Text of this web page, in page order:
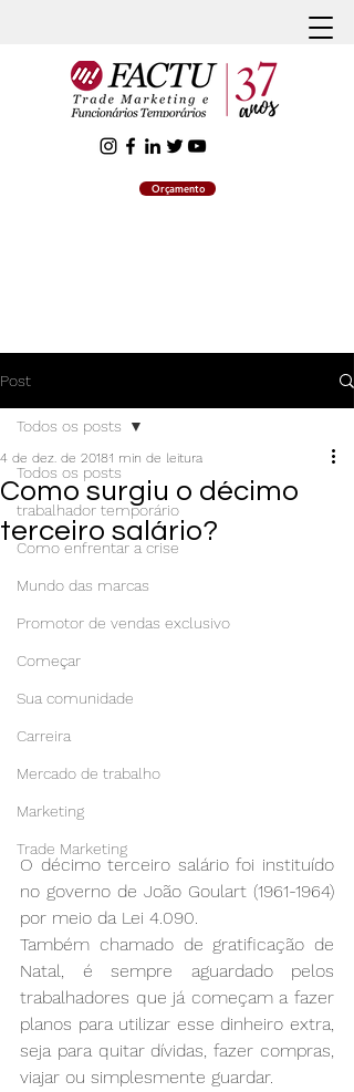
Orçamento
Post
Todos os posts
trabalhador temporário
Como enfrentar a crise
Mundo das marcas
Promotor de vendas exclusivo
Começar
Sua comunidade
Carreira
Mercado de trabalho
Marketing
Trade Marketing
Todos os posts
Como surgiu o décimo
terceiro salário?
4 de dez. de 20181 min de leitura
O décimo terceiro salário foi instituído
no governo de João Goulart (1961-1964)
por meio da Lei 4.090.
Também chamado de gratificação de
Natal, é sempre aguardado pelos
trabalhadores que já começam a fazer
planos para utilizar esse dinheiro extra,
seja para quitar dívidas, fazer compras,
viajar ou simplesmente guardar.